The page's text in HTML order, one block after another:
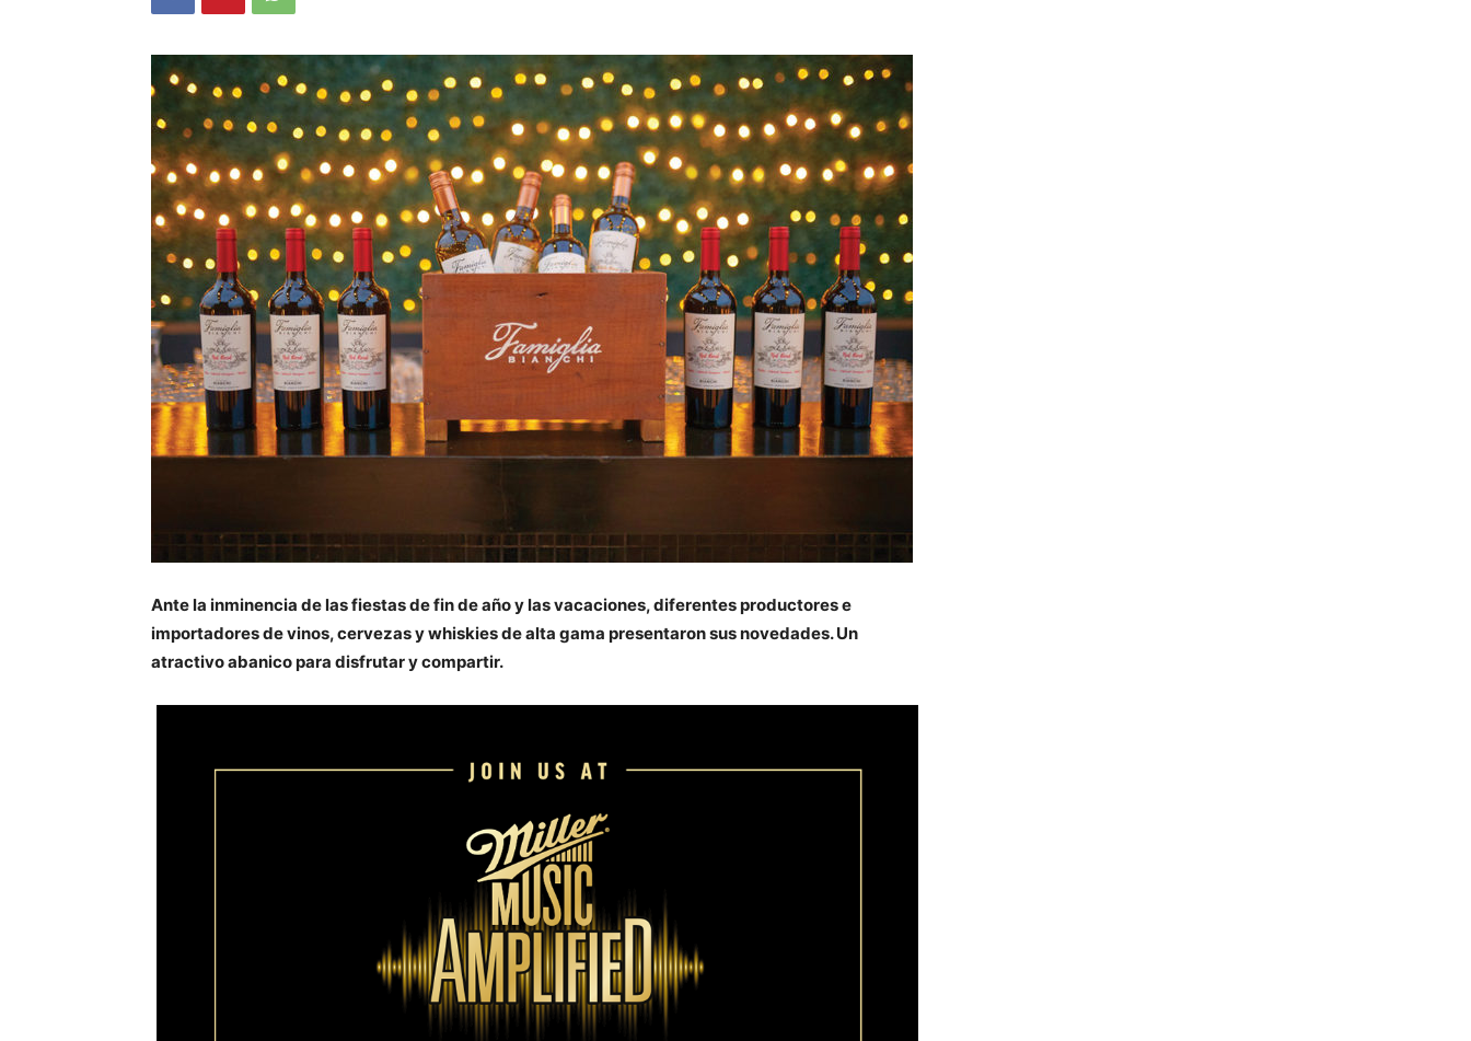
Ante la inminencia de las fiestas de fin de año y las vacaciones, diferentes productores e
importadores de vinos, cervezas y whiskies de alta gama presentaron sus novedades. Un
atractivo abanico para disfrutar y compartir.